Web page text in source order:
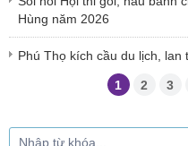
Hùng năm 2026
Phú Thọ kích cầu du lịch,
1 2 3